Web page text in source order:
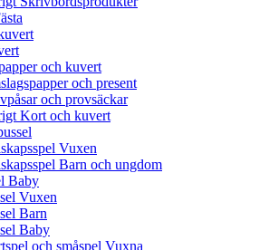
och kuvert
och present
och provsäckar
Kort och kuvert
Vuxen
Barn och ungdom
Baby
Vuxen
Barn
Baby
och småspel Vuxna